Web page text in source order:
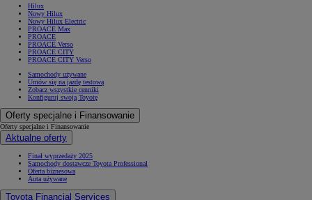
Hilux
Nowy Hilux
Nowy Hilux Electric
PROACE Max
PROACE
PROACE Verso
PROACE CITY
PROACE CITY Verso
Samochody używane
Umów się na jazdę testową
Zobacz wszystkie cenniki
Konfiguruj swoją Toyotę
Oferty specjalne i Finansowanie
Oferty specjalne i Finansowanie
Aktualne oferty
Finał wyprzedaży 2025
Samochody dostawcze Toyota Professional
Oferta biznesowa
Auta używane
Toyota Financial Services